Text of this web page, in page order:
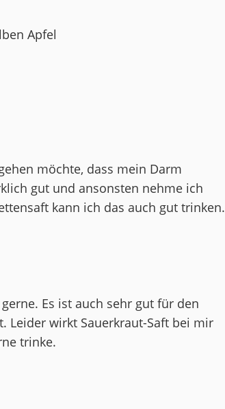
Apfel
möchte, dass mein Darm
gut und ansonsten nehme ich
kann ich das auch gut trinken.
Es ist auch sehr gut für den
Leider wirkt Sauerkraut-Saft bei mir
trinke.